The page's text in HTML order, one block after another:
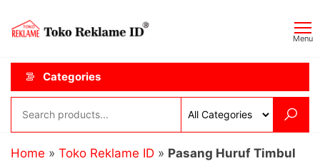
content
ID
Menu
Categories
Home » Toko Reklame ID » Pasang Huruf Timbul